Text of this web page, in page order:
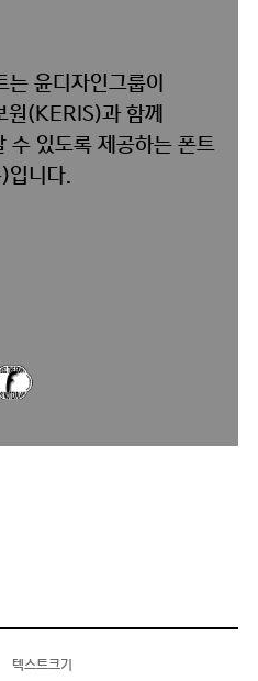
윤디자인그룹이
원(KERIS)과 함께
수 있도록 제공하는 폰트
입니다.
텍스트크기